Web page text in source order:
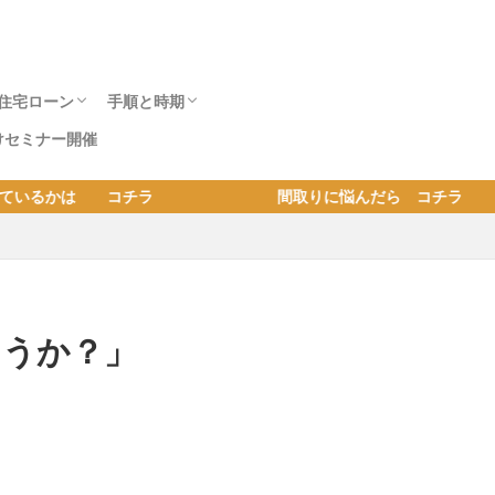
？ 注意事項
展示場へ行
メーカー社
宅ローン
住宅ローンの事前審査の注意点は？ 本審査
で減額の理由も知っておこう。
年収400万
自己資金
土地購入と住宅ローンの流れと期間｜手付金
やローンの支払時期と金額
住宅ローン借入減額の理由
手順と時期
金・借入による建て時
子育て世代の建て時は？
ット・デメリット
の手順と注意点
する方法とコツ
しの家が建つまで
ミナー開催
チラ 間取りに悩んだら コチラ 最高の間取り
か？」